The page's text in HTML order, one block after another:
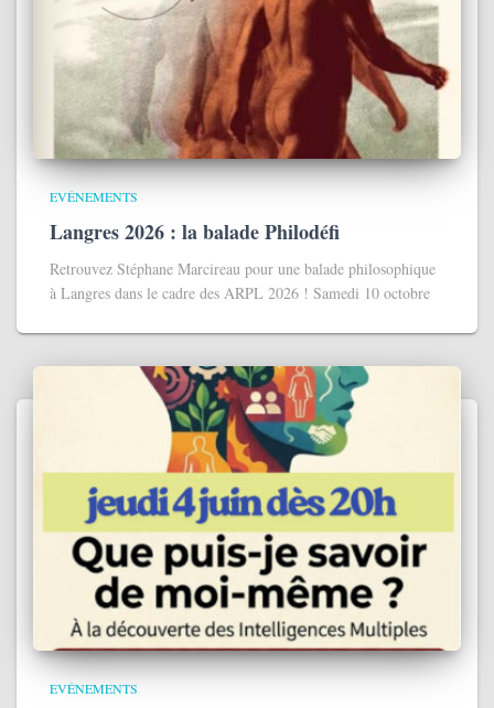
EVÉNEMENTS
Langres 2026 : la balade Philodéfi
Retrouvez Stéphane Marcireau pour une balade philosophique
à Langres dans le cadre des ARPL 2026 ! Samedi 10 octobre
EVÉNEMENTS